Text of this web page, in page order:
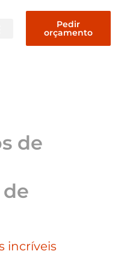
Pedir
orçamento
de
incríveis